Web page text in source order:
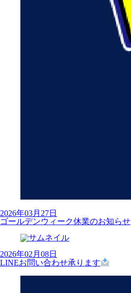
2026年03月27日
ゴールデンウィーク休業のお知らせ
2026年02月08日
LINEお問い合わせ承ります